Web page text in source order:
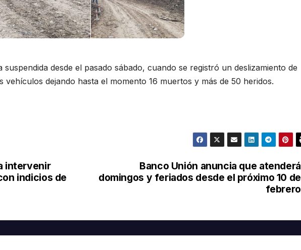
desde el pasado sábado, cuando se registró un deslizamiento de
vehículos dejando hasta el momento 16 muertos y más de 50 heridos.
Banco Unión anuncia que atenderá
domingos y feriados desde el próximo 10 de
febrero
intervenir
indicios de